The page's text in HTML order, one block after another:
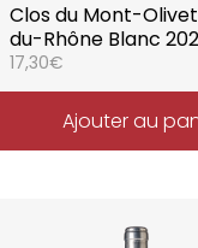
Clos du Mont-
du-Rhône Blanc
17,30€
Ajouter au